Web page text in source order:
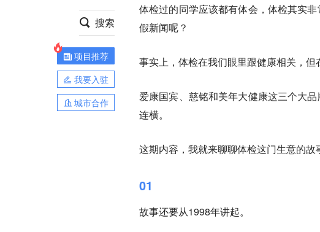
搜索
项目推荐
我要入驻
城市合作
体检过的同学应该都有体会，体检其实
假新闻呢？
事实上，体检在我们眼里跟健康相关，但
爱康国宾、慈铭和美年大健康这三个大
连横。
这期内容，我就来聊聊体检这门生意的故
01
故事还要从1998年讲起。